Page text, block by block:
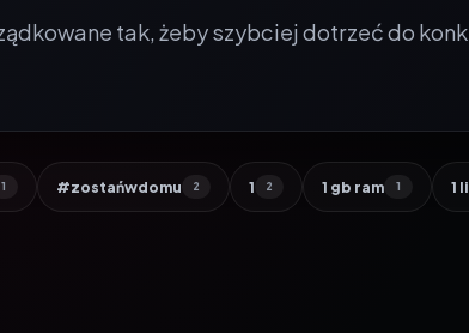
tak, żeby szybciej dotrzeć do
1 #zostańwdomu 2 1 2 1 gb ram 1 1